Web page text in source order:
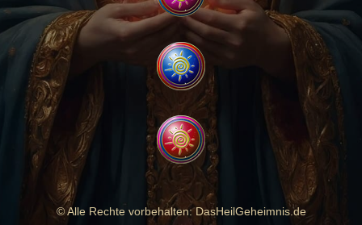
© Alle Rechte vorbehalten: DasHeilGeheimnis.de